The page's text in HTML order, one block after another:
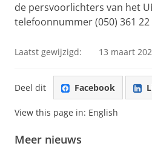
de persvoorlichters van het
telefoonnummer (050) 361 22
Laatst gewijzigd: 13 maart
Deel dit Facebook
View this page in: English
Meer nieuws